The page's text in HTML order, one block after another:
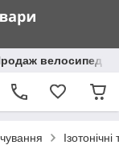
велосипедів